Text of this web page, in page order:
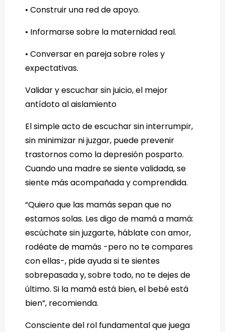
• Construir una red de apoyo.
• Informarse sobre la maternidad real.
• Conversar en pareja sobre roles y
expectativas.
Validar y escuchar sin juicio, el mejor
antídoto al aislamiento
El simple acto de escuchar sin interrumpir,
sin minimizar ni juzgar, puede prevenir
trastornos como la depresión posparto.
Cuando una madre se siente validada, se
siente más acompañada y comprendida.
“Quiero que las mamás sepan que no
estamos solas. Les digo de mamá a mamá:
escúchate sin juzgarte, háblate con amor,
rodéate de mamás -pero no te compares
con ellas-, pide ayuda si te sientes
sobrepasada y, sobre todo, no te dejes de
último. Si la mamá está bien, el bebé está
bien”, recomienda.
Consciente del rol fundamental que juega